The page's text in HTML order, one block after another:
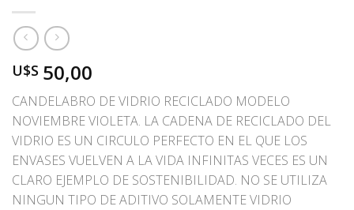
U$S 50,00
CANDELABRO DE VIDRIO RECICLADO MODELO
NOVIEMBRE VIOLETA. LA CADENA DE RECICLADO DEL
VIDRIO ES UN CIRCULO PERFECTO EN EL QUE LOS
ENVASES VUELVEN A LA VIDA INFINITAS VECES ES UN
CLARO EJEMPLO DE SOSTENIBILIDAD. NO SE UTILIZA
NINGUN TIPO DE ADITIVO SOLAMENTE VIDRIO